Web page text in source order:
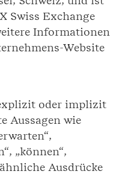
Swiss Exchange
Informationen
Website
oder implizit
Aussagen wie
„können“,
Ausdrücke